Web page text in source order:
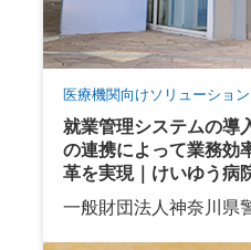
医療機関向けソリューション
就業管理システムの導
の連携によって業務効
革を実現｜けいゆう病
一般財団法人神奈川県